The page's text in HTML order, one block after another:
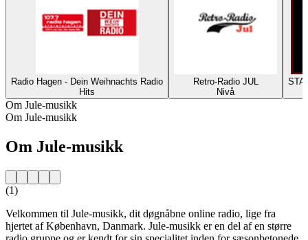
Radio Hagen - Dein Weihnachts Radio
Hits
Retro-Radio JUL
Nivå
Om Jule-musikk
Om Jule-musikk
Om Jule-musikk
(1)
Velkommen til Jule-musikk, dit døgnåbne online radio, lige fra
hjertet af København, Danmark. Jule-musikk er en del af en større